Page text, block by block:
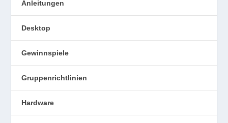
Anleitungen
Desktop
Gewinnspiele
Gruppenrichtlinien
Hardware